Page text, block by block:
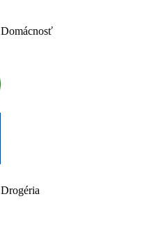
Domácnosť
Drogéria